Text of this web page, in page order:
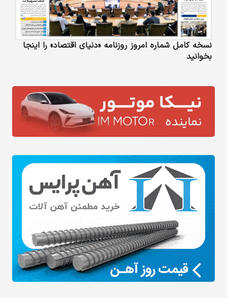
نسخه کامل شماره امروز روزنامه «دنیای‌ اقتصاد» را اینجا
بخوانید